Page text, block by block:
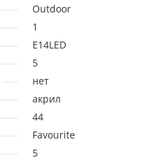
Outdoor
1
E14LED
5
нет
акрил
44
Favourite
5